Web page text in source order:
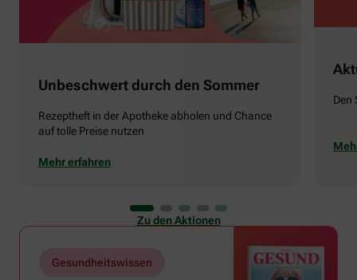
Unbeschwert durch den Sommer
Rezeptheft in der Apotheke abholen und Chance
auf tolle Preise nutzen
Mehr erfahren
Den
Zu den Aktionen
Gesundheitswissen